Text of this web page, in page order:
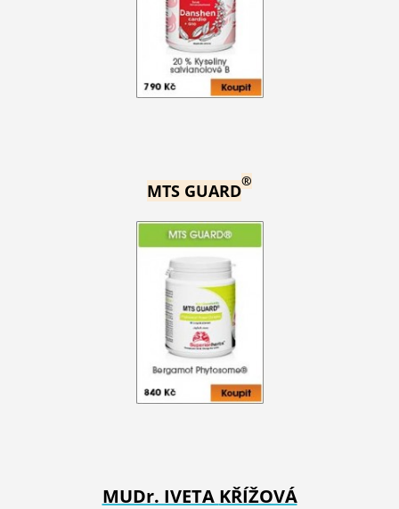
MTS GUARD®
MUDr. IVETA KŘÍŽOVÁ